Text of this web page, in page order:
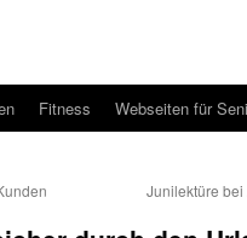
Fitness Webseiten für
Junilektüre bei